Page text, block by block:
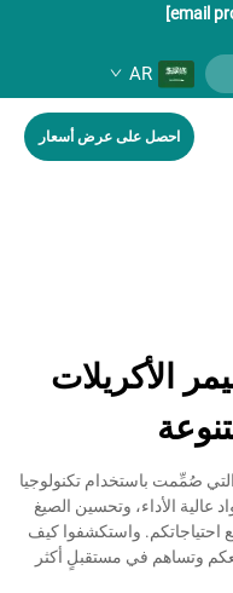
AR
احصل على عرض أسعار
الأكريلات
التي صُمِّمت باستخدام تكنولوجيا
الأداء، وتحسين الصيغ
احتياجاتكم. واستكشفوا كيف
وتساهم في مستقبلٍ أكثر